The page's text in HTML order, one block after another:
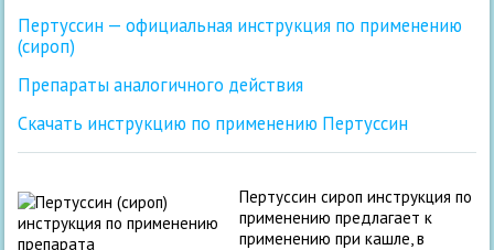
Пертуссин — официальная инструкция по применению
(сироп)
Препараты аналогичного действия
Скачать инструкцию по применению Пертуссин
Пертуссин сироп инструкция по
применению предлагает к
применению при кашле, в